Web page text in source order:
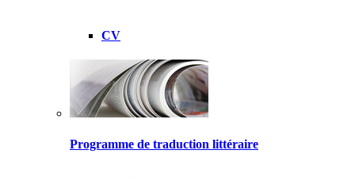
CV
Programme de traduction littéraire